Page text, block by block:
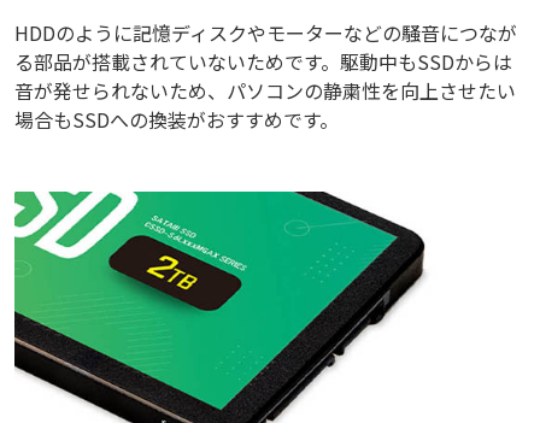
HDDのように記憶ディスクやモーターなどの騒音につなが
る部品が搭載されていないためです。駆動中もSSDからは
音が発せられないため、パソコンの静粛性を向上させたい
場合もSSDへの換装がおすすめです。